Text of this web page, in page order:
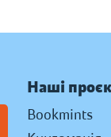
Наші
Bookmints